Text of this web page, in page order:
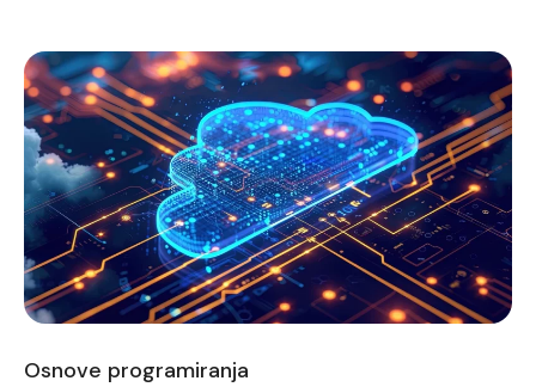
Osnove programiranja